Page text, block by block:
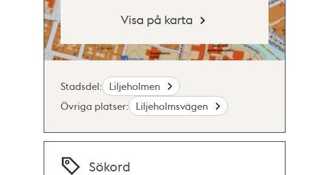
Visa på karta
Stadsdel:
Liljeholmen
Övriga platser:
Liljeholmsvägen
Sökord